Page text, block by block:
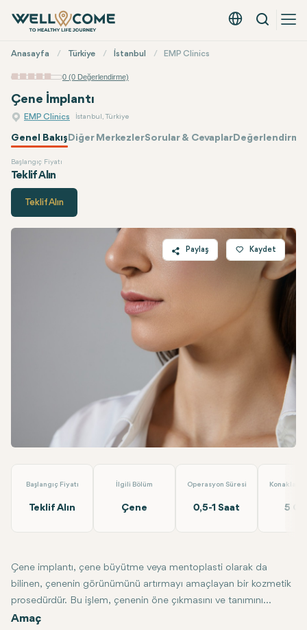
Türkçe - EUR
Arama
Menü
Anasayfa Türkiye İstanbul EMP Clinics
0 (0 Değerlendirme)
Çene İmplantı
EMP Clinics İstanbul, Türkiye
Genel BakışDiğer MerkezlerSorular & Cevaplar
Başlangıç Fiyatı
Teklif Alın
EMP ClinicsFiyatı
Teklif Alın
Paylaş
WhatsApp
Telegram
Kaydet
Başlangıç Fiyatı
Teklif Alın
İlgili Bölüm
Çene
Operasyon Süresi
0,5-1 Saat 5
Çene implantı, çene büyütme veya mentoplasti olarak da
bilinen, çenenin görünümünü artırmayı amaçlayan bir kozmetik
prosedürdür. Bu işlem, çenenin öne çıkmasını ve tanımını
iyileştirmek için silikon veya diğer biyouyumlu malzemelerden
Amaç